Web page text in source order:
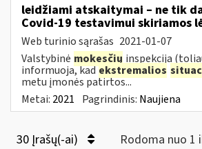
leidžiami atskaitymai – ne tik
Covid-19 testavimui skiriamos
Web turinio sąrašas 2021-01-07
Valstybinė mokesčių inspekcija
informuoja, kadekstremalios
metu įmonės patirtos...
Metai: 2021 Pagrindinis: Naujiena
30 Įrašų(-ai) Rodoma nuo 1